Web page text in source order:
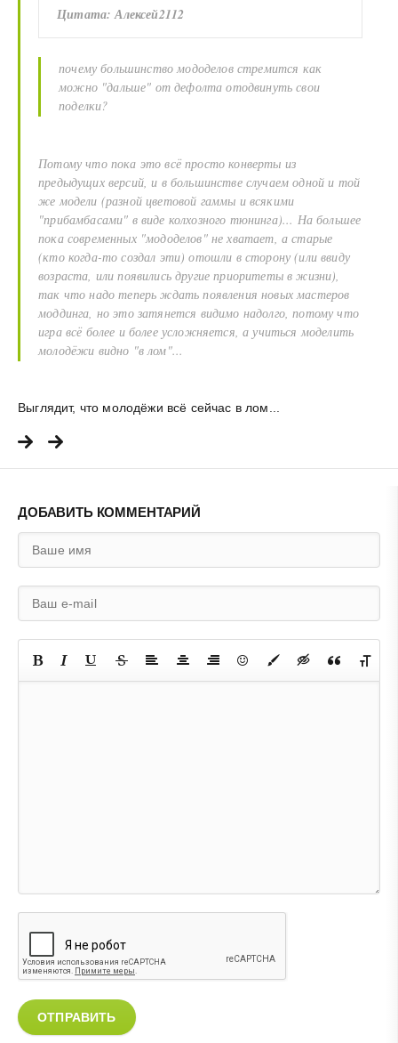
Цитата: Алексей2112
почему большинство мододелов стремится как
можно "дальше" от дефолта отодвинуть свои
поделки?
Потому что пока это всё просто конверты из
предыдущих версий, и в большинстве случаем одной и той
же модели (разной цветовой гаммы и всякими
"прибамбасами" в виде колхозного тюнинга)... На большее
пока современных "мододелов" не хватает, а старые
(кто когда-то создал эти) отошли в сторону (или ввиду
возраста, или появились другие приоритеты в жизни),
так что надо теперь ждать появления новых мастеров
моддинга, но это затянется видимо надолго, потому что
игра всё более и более усложняется, а учиться моделить
молодёжи видно "в лом"...
Выглядит, что молодёжи всё сейчас в лом...
ДОБАВИТЬ КОММЕНТАРИЙ
ОТПРАВИТЬ